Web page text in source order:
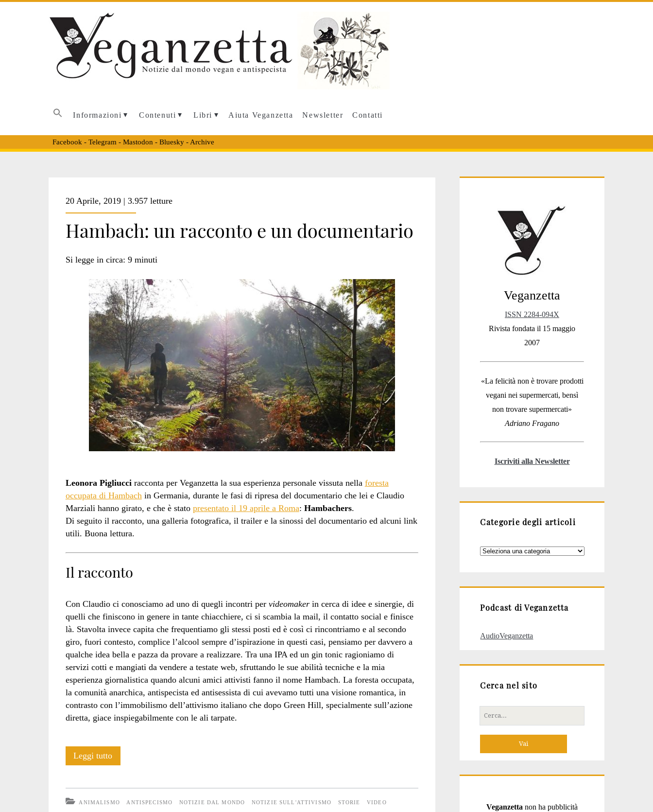
Informazioni Contenuti Libri Aiuta Veganzetta Newsletter Contatti
Facebook - Telegram - Mastodon - Bluesky- Archive
<span>hambach</span>
20 Aprile, 2019 | 3.957 letture
Hambach: un racconto e un documentario
Si legge in circa: 9 minuti
Leonora Pigliucci racconta per Veganzetta la sua esperienza personale vissuta nella foresta
occupata di Hambach in Germania, durante le fasi di ripresa del documentario che lei e Claudio
Marziali hanno girato, e che è stato presentato il 19 aprile a Roma: Hambachers.
Di seguito il racconto, una galleria fotografica, il trailer e la sinossi del documentario ed alcuni link
utili. Buona lettura.
Il racconto
Con Claudio ci conosciamo ad uno di quegli incontri per videomakerin cerca di idee e sinergie, di
quelli che finiscono in genere in tante chiacchiere, ci si scambia la mail, il contatto social e finisce
là. Stavolta invece capita che frequentiamo gli stessi posti ed è così ci rincontriamo e al secondo
giro, fuori contesto, complice l’alcool sempre d’ispirazione in questi casi, pensiamo per davvero a
qualche idea bella e pazza da provare a realizzare. Tra una IPA ed un gin tonic ragioniamo di
servizi cotti e mangiati da vendere a testate web, sfruttando le sue abilità tecniche e la mia
esperienza giornalistica quando alcuni amici attivisti fanno il nome Hambach. La foresta occupata,
la comunità anarchica, antispecista ed antisessista di cui avevamo tutti una visione romantica, in
contrasto con l’immobilismo dell’attivismo italiano che dopo Green Hill, specialmente sull’azione
diretta, giace inspiegabilmente con le ali tarpate.
Leggi tuttoHambach:
ANIMALISMO ANTISPECISMO NOTIZIE DAL MONDO NOTIZIE SULL'ATTIVISMO STORIE VIDEO
Sidebar
Veganzetta
ISSN 2284-094X
Rivista fondata il 15 maggio
2007
«La felicità non è trovare prodotti
vegani nei supermercati, bensì
non trovare supermercati»
Adriano Fragano
Iscriviti alla Newsletter
Categorie degli articoli
Categorie
Podcast di Veganzetta
AudioVeganzetta
Cerca nel sito
Cerca
per:
Veganzetta non ha pubblicità